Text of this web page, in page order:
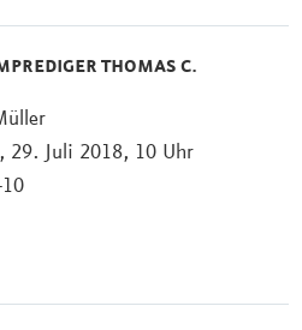
THOMAS C.
29. Juli 2018, 10 Uhr